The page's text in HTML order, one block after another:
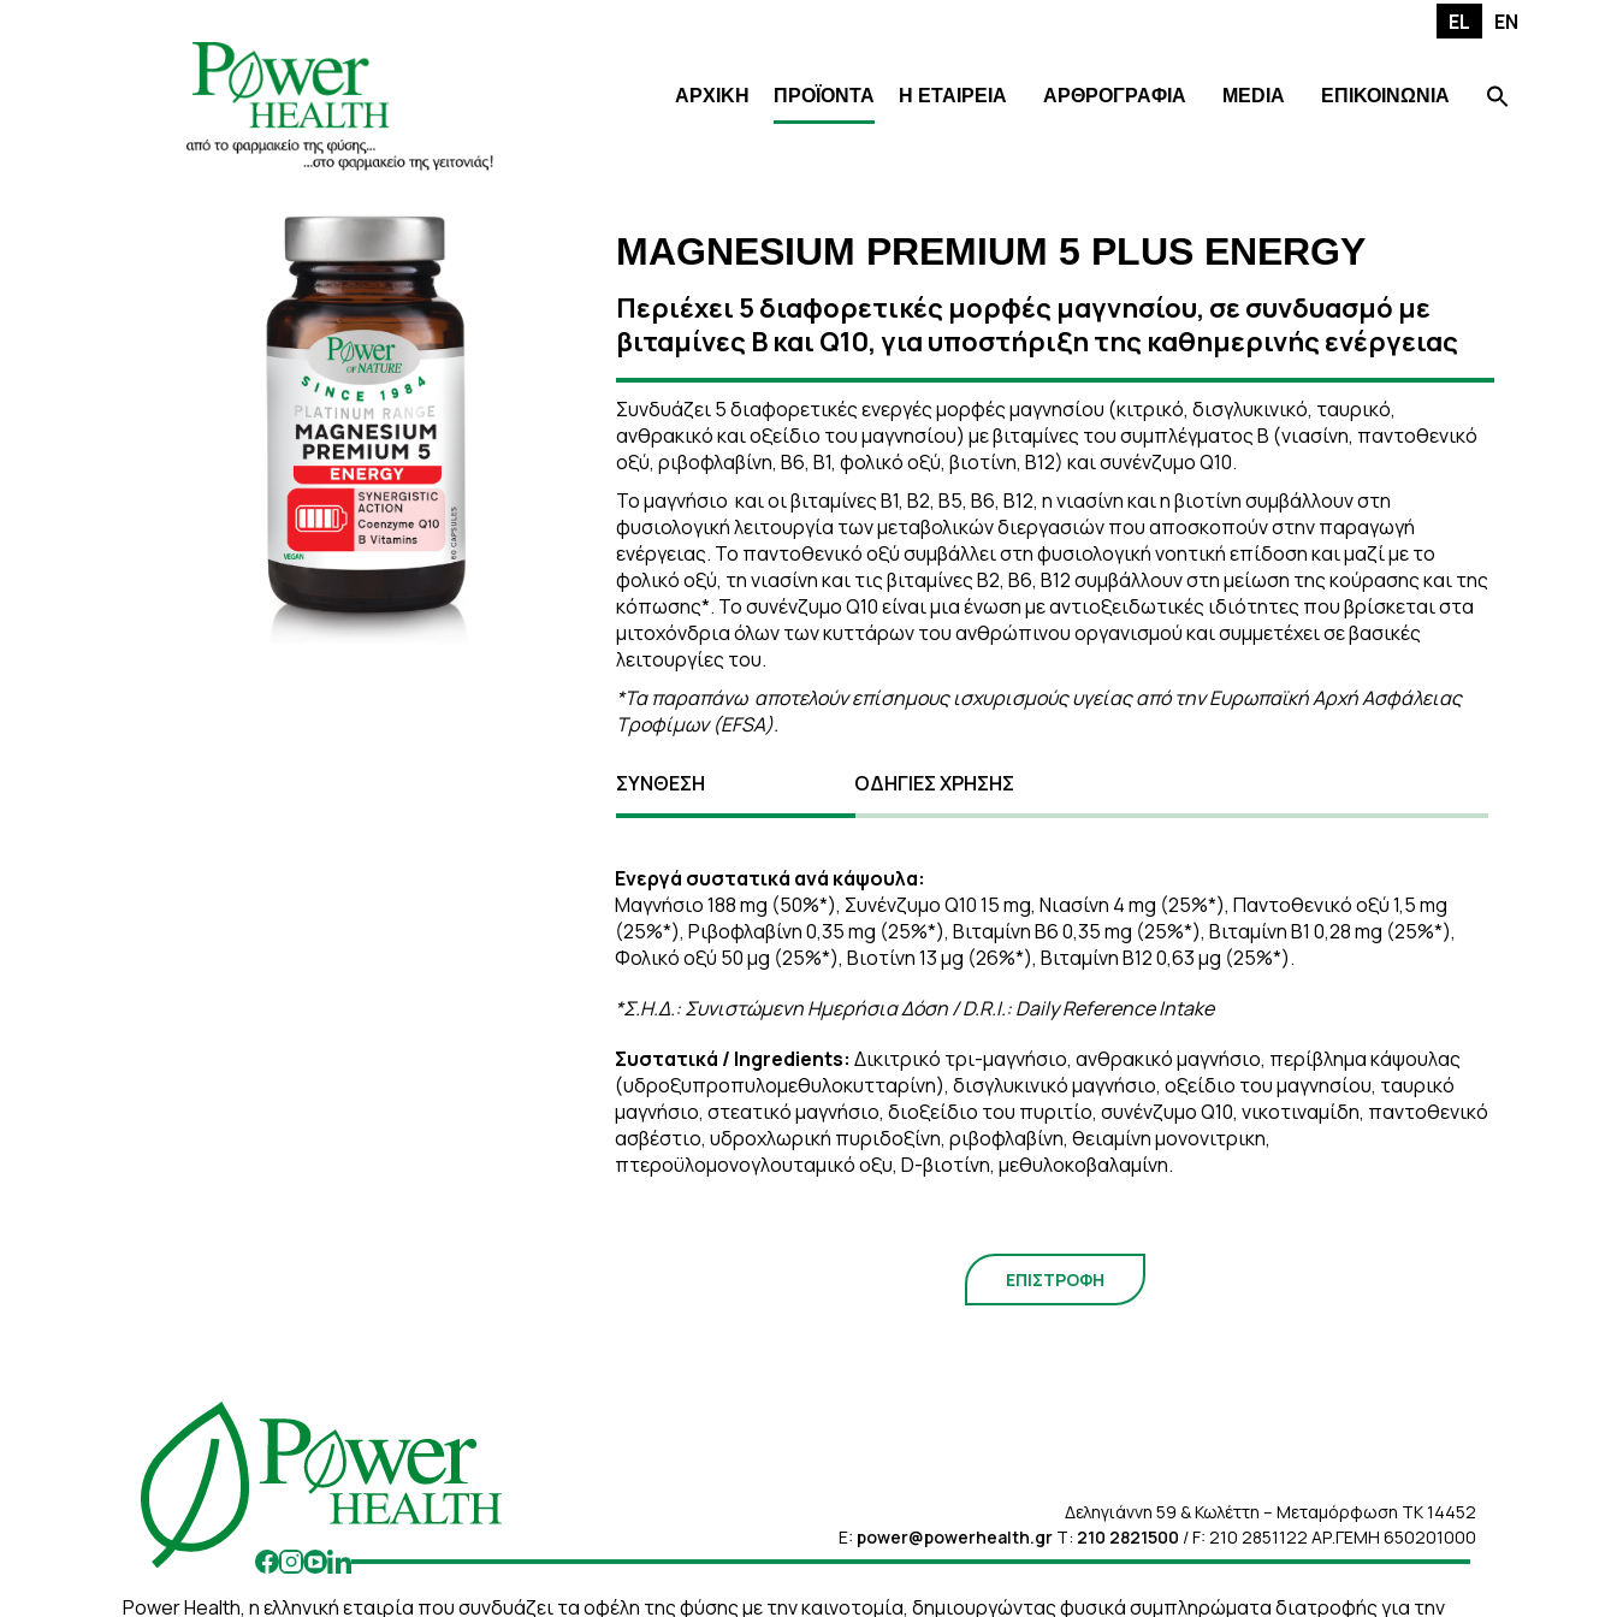
EL EN
ΑΡΧΙΚΗ ΠΡΟΪΟΝΤΑ Η ΕΤΑΙΡΕΙΑ ΑΡΘΡΟΓΡΑΦΙΑ MEDIA ΕΠΙΚΟΙΝΩΝΙΑ
MAGNESIUM PREMIUM 5 PLUS ENERGY
Περιέχει 5 διαφορετικές μορφές μαγνησίου, σε συνδυασμό με
βιταμίνες Β και Q10, για υποστήριξη της καθημερινής ενέργειας
Συνδυάζει 5 διαφορετικές ενεργές μορφές μαγνησίου (κιτρικό, δισγλυκινικό, ταυρικό,
ανθρακικό και οξείδιο του μαγνησίου) με βιταμίνες του συμπλέγματος Β (νιασίνη, παντοθενικό
οξύ, ριβοφλαβίνη, Β6, Β1, φολικό οξύ, βιοτίνη, Β12) και συνένζυμο Q10.
Το μαγνήσιο και οι βιταμίνες Β1, Β2, Β5, Β6, Β12, η νιασίνη και η βιοτίνη συμβάλλουν στη
φυσιολογική λειτουργία των μεταβολικών διεργασιών που αποσκοπούν στην παραγωγή
ενέργειας. Το παντοθενικό οξύ συμβάλλει στη φυσιολογική νοητική επίδοση και μαζί με το
φολικό οξύ, τη νιασίνη και τις βιταμίνες Β2, Β6, Β12 συμβάλλουν στη μείωση της κούρασης και της
κόπωσης*. Το συνένζυμο Q10 είναι μια ένωση με αντιοξειδωτικές ιδιότητες που βρίσκεται στα
μιτοχόνδρια όλων των κυττάρων του ανθρώπινου οργανισμού και συμμετέχει σε βασικές
λειτουργίες του.
*Τα παραπάνω αποτελούν επίσημους ισχυρισμούς υγείας από τηνEυρωπαϊκή Αρχή Ασφάλειας
Τροφίμων (EFSA).
ΣΥΝΘΕΣΗ ΟΔΗΓΙΕΣ ΧΡΗΣΗΣ
Ενεργά συστατικά ανά κάψουλα:
Μαγνήσιο 188 mg (50%*), Συνένζυμο Q10 15 mg, Νιασίνη 4 mg (25%*), Παντοθενικό οξύ 1,5 mg
(25%*), Ριβοφλαβίνη 0,35 mg (25%*), Βιταμίνη Β6 0,35 mg (25%*), Βιταμίνη B1 0,28 mg (25%*),
Φολικό οξύ 50 μg (25%*), Βιοτίνη 13 μg (26%*), Βιταμίνη Β12 0,63 μg (25%*).
*Σ.Η.Δ.: Συνιστώμενη Ημερήσια Δόση /D.R.I.:DailyReferenceIntake
Συστατικά / Ingredients: Δικιτρικό τρι-μαγνήσιο, ανθρακικό μαγνήσιο, περίβλημα κάψουλας
(υδροξυπροπυλομεθυλοκυτταρίνη), δισγλυκινικό μαγνήσιο, οξείδιο του μαγνησίου, ταυρικό
μαγνήσιο, στεατικό μαγνήσιο, διοξείδιο του πυριτίο, συνένζυμο Q10, νικοτιναμίδη, παντοθενικό
ασβέστιo, υδροχλωρική πυριδοξίνη, ριβοφλαβίνη, θειαμίνη μονονιτρικη,
πτεροϋλομονoγλουταμικό οξυ, D-βιοτίνη, μεθυλοκοβαλαμίνη.
ΕΠΙΣΤΡΟΦΗ
Δεληγιάννη 59 & Κωλέττη – Μεταμόρφωση ΤΚ 14452
E: power@powerhealth.gr Τ: 210 2821500 / F: 210 2851122 ΑΡ.ΓΕΜΗ 650201000
Power Health, η ελληνική εταιρία που συνδυάζει τα οφέλη της φύσης με την καινοτομία, δημιουργώντας φυσικά συμπληρώματα διατροφής για την